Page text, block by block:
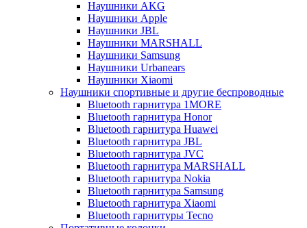
Наушники AKG
Наушники Apple
Наушники JBL
Наушники MARSHALL
Наушники Samsung
Наушники Urbanears
Наушники Xiaomi
Наушники спортивные и другие беспроводные
Bluetooth гарнитура 1MORE
Bluetooth гарнитура Honor
Bluetooth гарнитура Huawei
Bluetooth гарнитура JBL
Bluetooth гарнитура JVC
Bluetooth гарнитура MARSHALL
Bluetooth гарнитура Nokia
Bluetooth гарнитура Samsung
Bluetooth гарнитура Xiaomi
Bluetooth гарнитуры Tecno